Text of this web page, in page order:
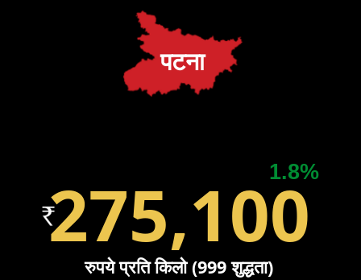
1.8%
275,100
रुपये प्रति किलो (999 शुद्धता)
पटना